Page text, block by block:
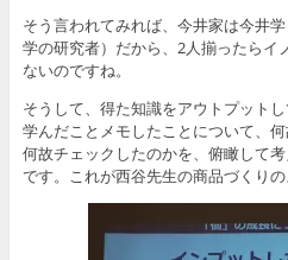
そう言われてみれば、今井家は今井
学の研究者）だから、2人揃ったらイ
ないのですね。
そうして、得た知識をアウトプット
学んだことメモしたことについて、
何故チェックしたのかを、俯瞰して
です。これが西谷先生の商品づくりの